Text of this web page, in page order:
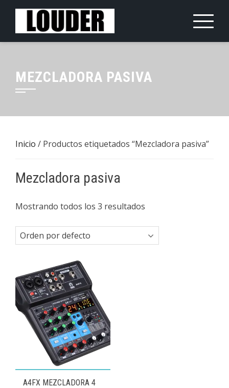
Saltar
contenido
MEZCLADORA PASIVA
Inicio / Productos etiquetados “Mezcladora pasiva”
Mezcladora pasiva
Mostrando todos los 3 resultados
A4FX MEZCLADORA 4